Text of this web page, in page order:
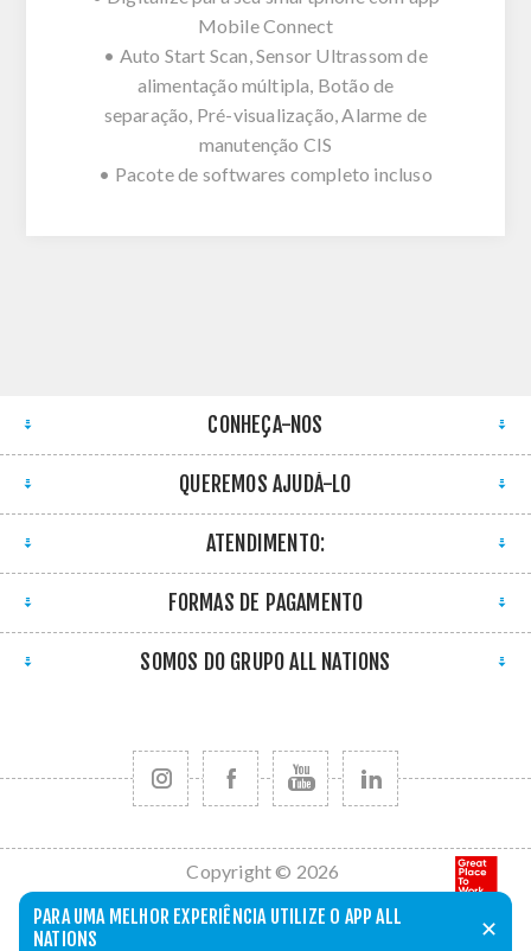
PARA UMA MELHOR EXPERIÊNCIA UTILIZE O APP ALL
NATIONS
✕
Mobile Connect
• Auto Start Scan, Sensor Ultrassom de
alimentação múltipla, Botão de
separação, Pré-visualização, Alarme de
manutenção CIS
• Pacote de softwares completo incluso
CONHEÇA-NOS
QUEREMOS AJUDÁ-LO
ATENDIMENTO:
FORMAS DE PAGAMENTO
SOMOS DO GRUPO ALL NATIONS
Copyright © 2026
All Nations. Todos
os direitos